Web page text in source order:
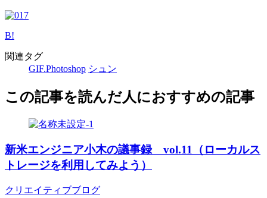
B!
関連タグ
GIF.Photoshop シュン
この記事を読んだ人におすすめの記事
新米エンジニア小木の議事録 vol.11（ローカルス
トレージを利用してみよう）
クリエイティブブログ